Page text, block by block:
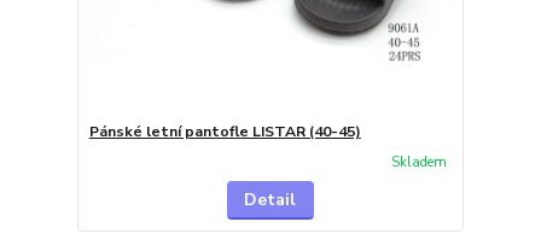
Pánské letní pantofle LISTAR (40-45)
Skladem
Detail